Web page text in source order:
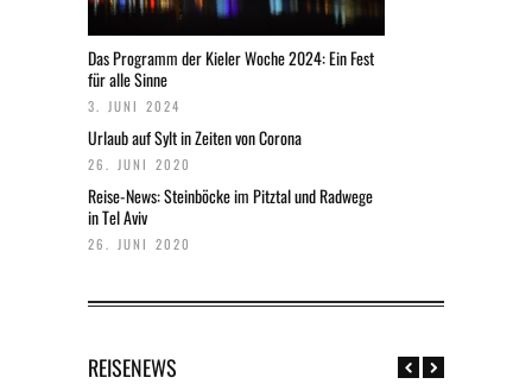
Das Programm der Kieler Woche 2024: Ein Fest
für alle Sinne
3. JUNI 2024
Urlaub auf Sylt in Zeiten von Corona
26. JUNI 2020
Reise-News: Steinböcke im Pitztal und Radwege
in Tel Aviv
26. JUNI 2020
REISENEWS